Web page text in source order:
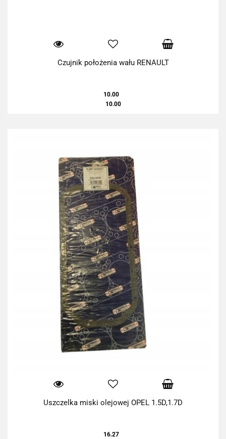
Czujnik położenia wału RENAULT
10.00
10.00
Uszczelka miski olejowej OPEL 1.5D,1.7D
16.27